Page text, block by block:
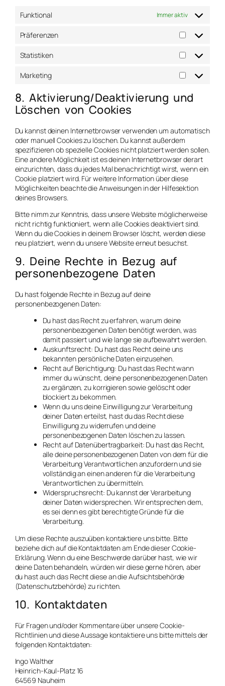
Funktional Immer aktiv
Präferenzen
Statistiken
Marketing
8. Aktivierung/Deaktivierung und
Löschen von Cookies
Du kannst deinen Internetbrowser verwenden um automatisch
oder manuell Cookies zu löschen. Du kannst außerdem
spezifizieren ob spezielle Cookies nicht platziert werden sollen.
Eine andere Möglichkeit ist es deinen Internetbrowser derart
einzurichten, dass du jedes Mal benachrichtigt wirst, wenn ein
Cookie platziert wird. Für weitere Information über diese
Möglichkeiten beachte die Anweisungen in der Hilfesektion
deines Browsers.
Bitte nimm zur Kenntnis, dass unsere Website möglicherweise
nicht richtig funktioniert, wenn alle Cookies deaktiviert sind.
Wenn du die Cookies in deinem Browser löscht, werden diese
neu platziert, wenn du unsere Website erneut besuchst.
9. Deine Rechte in Bezug auf
personenbezogene Daten
Du hast folgende Rechte in Bezug auf deine
personenbezogenen Daten:
Du hast das Recht zu erfahren, warum deine
personenbezogenen Daten benötigt werden, was
damit passiert und wie lange sie aufbewahrt werden.
Auskunftsrecht: Du hast das Recht deine uns
bekannten persönliche Daten einzusehen.
Recht auf Berichtigung: Du hast das Recht wann
immer du wünscht, deine personenbezogenen Daten
zu ergänzen, zu korrigieren sowie gelöscht oder
blockiert zu bekommen.
Wenn du uns deine Einwilligung zur Verarbeitung
deiner Daten erteilst, hast du das Recht diese
Einwilligung zu widerrufen und deine
personenbezogenen Daten löschen zu lassen.
Recht auf Datenübertragbarkeit: Du hast das Recht,
alle deine personenbezogenen Daten von dem für die
Verarbeitung Verantwortlichen anzufordern und sie
vollständig an einen anderen für die Verarbeitung
Verantwortlichen zu übermitteln.
Widerspruchsrecht: Du kannst der Verarbeitung
deiner Daten widersprechen. Wir entsprechen dem,
es sei denn es gibt berechtigte Gründe für die
Verarbeitung.
Um diese Rechte auszuüben kontaktiere uns bitte. Bitte
beziehe dich auf die Kontaktdaten am Ende dieser Cookie-
Erklärung. Wenn du eine Beschwerde darüber hast, wie wir
deine Daten behandeln, würden wir diese gerne hören, aber
du hast auch das Recht diese an die Aufsichtsbehörde
(Datenschutzbehörde) zu richten.
10. Kontaktdaten
Für Fragen und/oder Kommentare über unsere Cookie-
Richtlinien und diese Aussage kontaktiere uns bitte mittels der
folgenden Kontaktdaten:
Ingo Walther
Heinrich-Kaul-Platz 16
64569 Nauheim